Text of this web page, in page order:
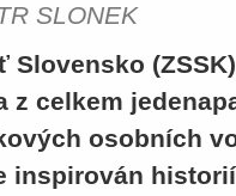
SLONEK
z celkem
osobních
inspirován